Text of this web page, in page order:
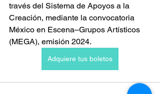
través del Sistema de Apoyos a la
Creación, mediante la convocatoria
México en Escena–Grupos Artísticos
(MEGA), emisión 2024.
Adquiere tus boletos